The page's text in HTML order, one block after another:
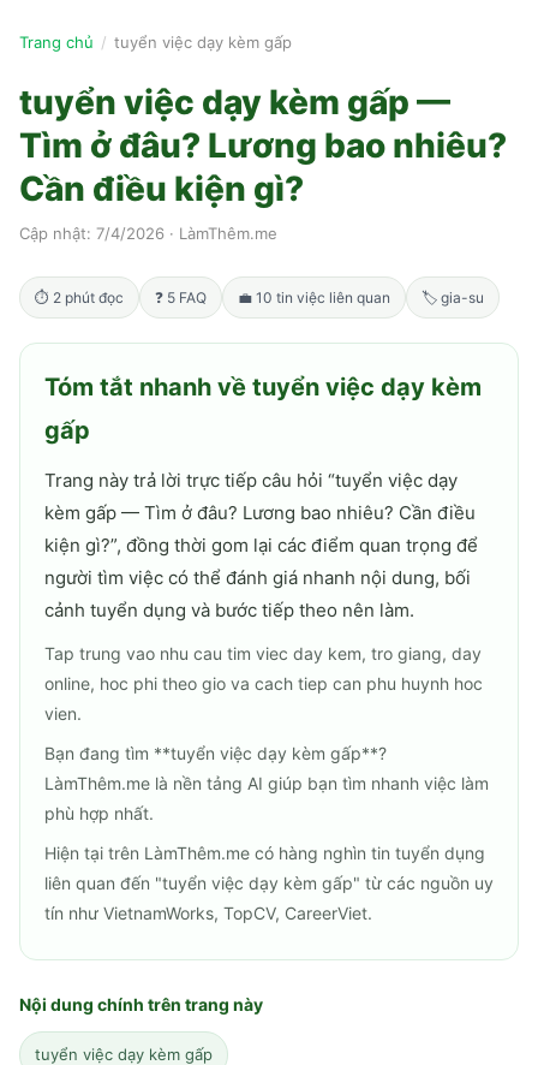
Trang chủ / tuyển việc dạy kèm gấp
tuyển việc dạy kèm gấp —
Tìm ở đâu? Lương bao nhiêu?
Cần điều kiện gì?
Cập nhật: 7/4/2026 · LàmThêm.me
⏱ 2 phút đọc ❓ 5 FAQ 💼 10 tin việc liên quan 🏷 gia-su
Tóm tắt nhanh về tuyển việc dạy kèm
gấp
Trang này trả lời trực tiếp câu hỏi “tuyển việc dạy
kèm gấp — Tìm ở đâu? Lương bao nhiêu? Cần điều
kiện gì?”, đồng thời gom lại các điểm quan trọng để
người tìm việc có thể đánh giá nhanh nội dung, bối
cảnh tuyển dụng và bước tiếp theo nên làm.
Tap trung vao nhu cau tim viec day kem, tro giang, day
online, hoc phi theo gio va cach tiep can phu huynh hoc
vien.
Bạn đang tìm **tuyển việc dạy kèm gấp**?
LàmThêm.me là nền tảng AI giúp bạn tìm nhanh việc làm
phù hợp nhất.
Hiện tại trên LàmThêm.me có hàng nghìn tin tuyển dụng
liên quan đến "tuyển việc dạy kèm gấp" từ các nguồn uy
tín như VietnamWorks, TopCV, CareerViet.
Nội dung chính trên trang này
tuyển việc dạy kèm gấp